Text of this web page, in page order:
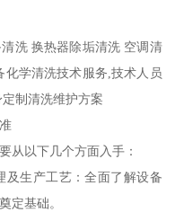
洗 换热器除垢清洗 空调清
学清洗技术服务,技术人员
制清洗维护方案
从以下几个方面入手：
及生产工艺：全面了解设备
定基础。